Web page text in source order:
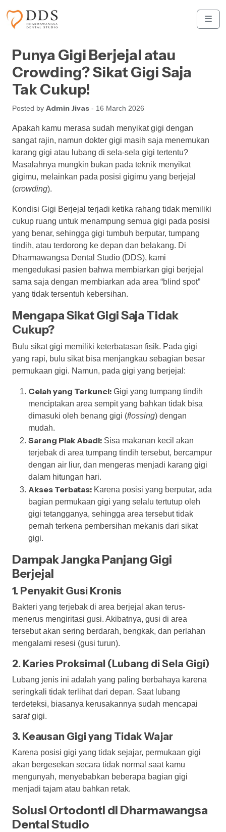
Punya Gigi Berjejal atau
Crowding? Sikat Gigi Saja
Tak Cukup!
Posted by Admin Jivas - 16 March 2026
Apakah kamu merasa sudah menyikat gigi dengan
sangat rajin, namun dokter gigi masih saja menemukan
karang gigi atau lubang di sela-sela gigi tertentu?
Masalahnya mungkin bukan pada teknik menyikat
gigimu, melainkan pada posisi gigimu yang berjejal
(crowding).
Kondisi Gigi Berjejal terjadi ketika rahang tidak memiliki
cukup ruang untuk menampung semua gigi pada posisi
yang benar, sehingga gigi tumbuh berputar, tumpang
tindih, atau terdorong ke depan dan belakang. Di
Dharmawangsa Dental Studio (DDS), kami
mengedukasi pasien bahwa membiarkan gigi berjejal
sama saja dengan membiarkan ada area “blind spot”
yang tidak tersentuh kebersihan.
Mengapa Sikat Gigi Saja Tidak
Cukup?
Bulu sikat gigi memiliki keterbatasan fisik. Pada gigi
yang rapi, bulu sikat bisa menjangkau sebagian besar
permukaan gigi. Namun, pada gigi yang berjejal:
Celah yang Terkunci: Gigi yang tumpang tindih
menciptakan area sempit yang bahkan tidak bisa
dimasuki oleh benang gigi (flossing) dengan
mudah.
Sarang Plak Abadi: Sisa makanan kecil akan
terjebak di area tumpang tindih tersebut, bercampur
dengan air liur, dan mengeras menjadi karang gigi
dalam hitungan hari.
Akses Terbatas: Karena posisi yang berputar, ada
bagian permukaan gigi yang selalu tertutup oleh
gigi tetangganya, sehingga area tersebut tidak
pernah terkena pembersihan mekanis dari sikat
gigi.
Dampak Jangka Panjang Gigi
Berjejal
1. Penyakit Gusi Kronis
Bakteri yang terjebak di area berjejal akan terus-
menerus mengiritasi gusi. Akibatnya, gusi di area
tersebut akan sering berdarah, bengkak, dan perlahan
mengalami resesi (gusi turun).
2. Karies Proksimal (Lubang di Sela Gigi)
Lubang jenis ini adalah yang paling berbahaya karena
seringkali tidak terlihat dari depan. Saat lubang
terdeteksi, biasanya kerusakannya sudah mencapai
saraf gigi.
3. Keausan Gigi yang Tidak Wajar
Karena posisi gigi yang tidak sejajar, permukaan gigi
akan bergesekan secara tidak normal saat kamu
mengunyah, menyebabkan beberapa bagian gigi
menjadi tajam atau bahkan retak.
Solusi Ortodonti di Dharmawangsa
Dental Studio